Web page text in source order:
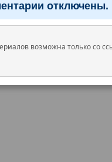
отключены.
возможна только со